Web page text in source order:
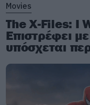
Movies
The X-Files: I
Επιστρέφει
υπόσχεται